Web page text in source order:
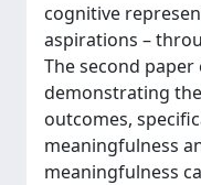
cognitive
aspirations –
The second
demonstrating
outcomes,
meaningfulness
meaningfulness